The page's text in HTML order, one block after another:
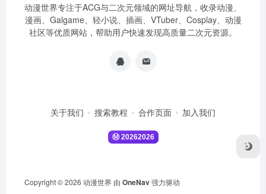
动漫世界专注于ACG与二次元领域的网址导航，收录动漫、
漫画、Galgame、轻小说、插画、VTuber、Cosplay、动漫
社区等优质网站，帮助用户快速发现高质量二次元资源。
关于我们 搜索教程 合作页面 加入我们
Copyright © 2026 动漫世界 由 OneNav强力驱动